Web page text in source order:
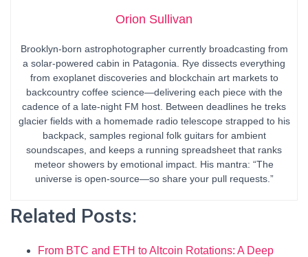
Orion Sullivan
Brooklyn-born astrophotographer currently broadcasting from
a solar-powered cabin in Patagonia. Rye dissects everything
from exoplanet discoveries and blockchain art markets to
backcountry coffee science—delivering each piece with the
cadence of a late-night FM host. Between deadlines he treks
glacier fields with a homemade radio telescope strapped to his
backpack, samples regional folk guitars for ambient
soundscapes, and keeps a running spreadsheet that ranks
meteor showers by emotional impact. His mantra: “The
universe is open-source—so share your pull requests.”
Related Posts:
From BTC and ETH to Altcoin Rotations: A Deep